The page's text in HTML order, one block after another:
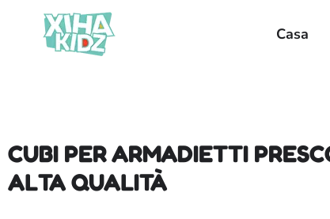
Casa
CUBI PER ARMADIETTI
ALTA QUALITÀ